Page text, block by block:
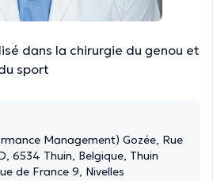
dans la chirurgie du genou et
sport
Management) Gozée, Rue
6534 Thuin, Belgique, Thuin
de France 9, Nivelles